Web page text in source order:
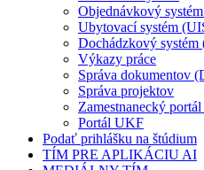
Objednávkový
Ubytovací systém
Dochádzkový
Výkazy práce
Správa dokumentov
Správa projektov
Zamestnanecký
Portál UKF
Podať prihlášku na štúdium
TÍM PRE APLIKÁCIU AI